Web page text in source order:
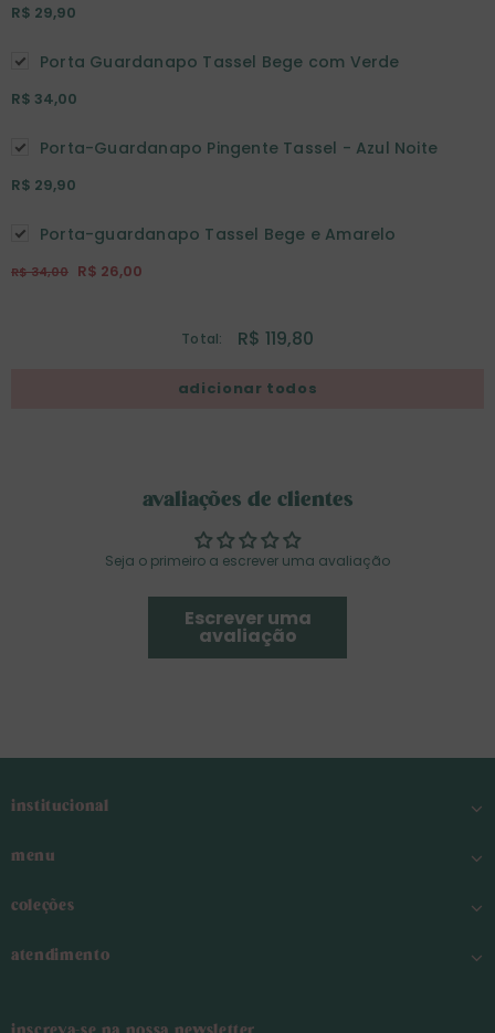
R$ 29,90
Porta Guardanapo Tassel Bege com Verde
R$ 34,00
Porta-Guardanapo Pingente Tassel - Azul Noite
R$ 29,90
Porta-guardanapo Tassel Bege e Amarelo
R$ 34,00 R$ 26,00
Total: R$ 119,80
avaliações de clientes
Seja o primeiro a escrever uma avaliação
Escrever uma
avaliação
institucional
menu
coleções
atendimento